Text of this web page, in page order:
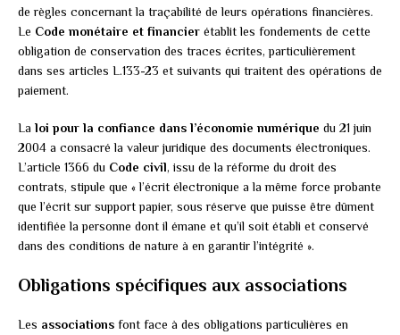
de règles concernant la traçabilité de leurs opérations financières.
Le Code monétaire et financier établit les fondements de cette
obligation de conservation des traces écrites, particulièrement
dans ses articles L.133-23 et suivants qui traitent des opérations de
paiement.
La loi pour la confiance dans l’économie numérique du 21 juin
2004 a consacré la valeur juridique des documents électroniques.
L’article 1366 du Code civil, issu de la réforme du droit des
contrats, stipule que « l’écrit électronique a la même force probante
que l’écrit sur support papier, sous réserve que puisse être dûment
identifiée la personne dont il émane et qu’il soit établi et conservé
dans des conditions de nature à en garantir l’intégrité ».
Obligations spécifiques aux associations
Les associations font face à des obligations particulières en